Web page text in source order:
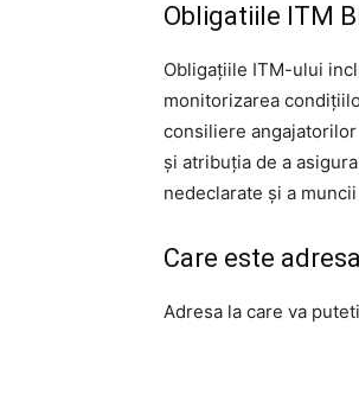
Obligatiile ITM
Obligațiile ITM-ului
monitorizarea
consiliere
și atribuția de a
nedeclarate și a
Care este
Adresa la care va